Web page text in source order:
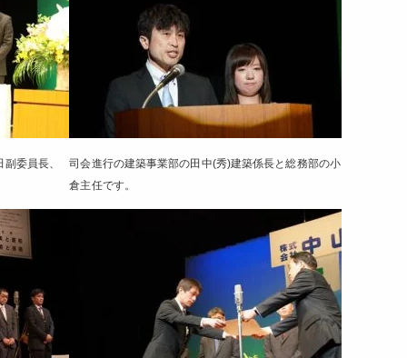
委員長、
司会進行の建築事業部の田中(秀)建築係長と総務部の小
倉主任です。